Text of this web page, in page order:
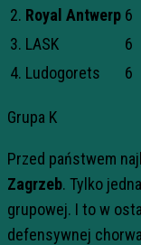
2. Royal Antwerp 6
3. LASK
6
4. Ludogorets
6
Grupa K
Przed państwem
Zagrzeb. Tylko
grupowej. I to w
defensywnej